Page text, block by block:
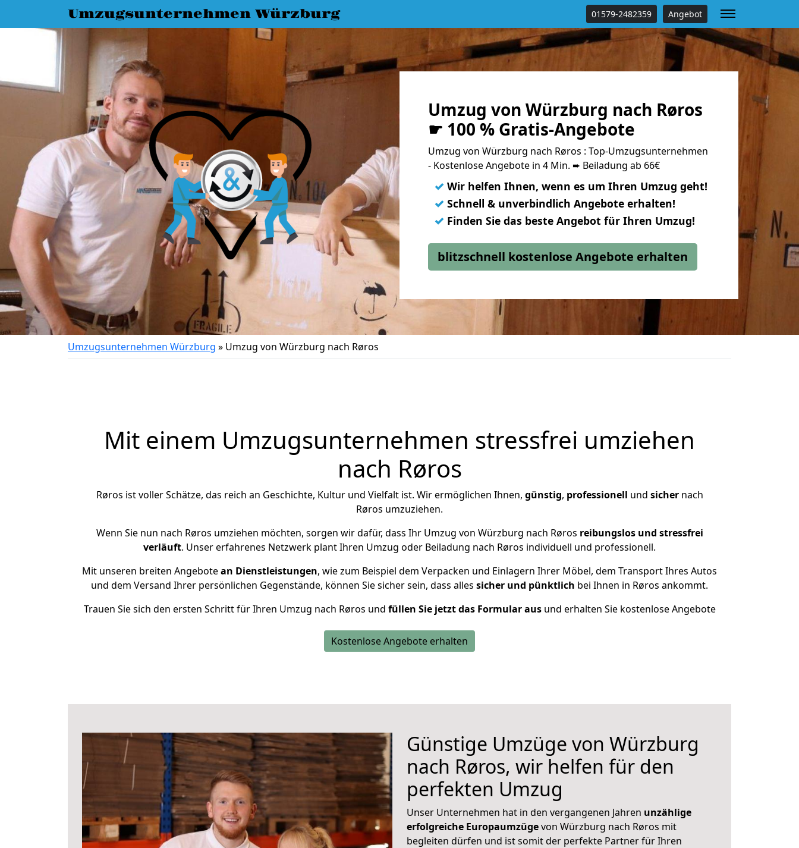
Umzugsunternehmen Würzburg 01579-2482359 Angebot
Umzug von Würzburg nach Røros
☛ 100 % Gratis-Angebote
Umzug von Würzburg nach Røros : Top-Umzugsunternehmen
- Kostenlose Angebote in 4 Min. ➨ Beiladung ab 66€
✓ Wir helfen Ihnen, wenn es um Ihren Umzug geht!
✓ Schnell & unverbindlich Angebote erhalten!
✓ Finden Sie das beste Angebot für Ihren Umzug!
blitzschnell kostenlose Angebote erhalten
Umzugsunternehmen Würzburg » Umzug von Würzburg nach Røros
Mit einem Umzugsunternehmen stressfrei umziehen
nach Røros
Røros ist voller Schätze, das reich an Geschichte, Kultur und Vielfalt ist. Wir ermöglichen Ihnen, günstig, professionell und sichernach
Røros umzuziehen.
Wenn Sie nun nach Røros umziehen möchten, sorgen wir dafür, dass Ihr Umzug von Würzburg nach Røros reibungslos und stressfrei
verläuft. Unser erfahrenes Netzwerk plant Ihren Umzug oder Beiladung nach Røros individuell und professionell.
Mit unseren breiten Angebotean Dienstleistungen, wie zum Beispiel dem Verpacken und Einlagern Ihrer Möbel, dem Transport Ihres Autos
und dem Versand Ihrer persönlichen Gegenstände, können Sie sicher sein, dass alles sicher und pünktlich bei Ihnen in Røros ankommt.
Trauen Sie sich den ersten Schritt für Ihren Umzug nach Røros und füllen Sie jetzt das Formular ausund erhalten Sie kostenlose Angebote
Kostenlose Angebote erhalten
Günstige Umzüge von Würzburg
nach Røros, wir helfen für den
perfekten Umzug
Unser Unternehmen hat in den vergangenen Jahren unzählige
erfolgreiche Europaumzügevon Würzburg nach Røros mit
begleiten dürfen und ist somit der perfekte Partner für Ihren